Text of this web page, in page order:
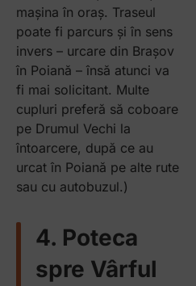
mașina în oraș. Traseul
poate fi parcurs și în sens
invers – urcare din Brașov
în Poiană – însă atunci va
fi mai solicitant. Multe
cupluri preferă să coboare
pe Drumul Vechi la
întoarcere, după ce au
urcat în Poiană pe alte rute
sau cu autobuzul.)
4. Poteca
spre Vârful